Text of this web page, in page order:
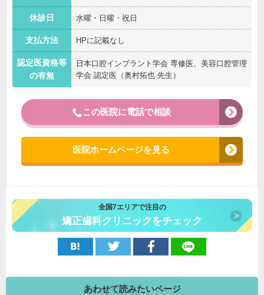
休診日 水曜・日曜・祝日
支払方法 HPに記載なし
認定医資格等
の有無
日本口腔インプラント学会 専修医、美容口腔管理
学会 認定医（奥村拓也 先生）
この医院に電話で相談
医院ホームページを見る
全国7エリアで注目の
矯正歯科クリニックをチェック
あわせて読みたいページ